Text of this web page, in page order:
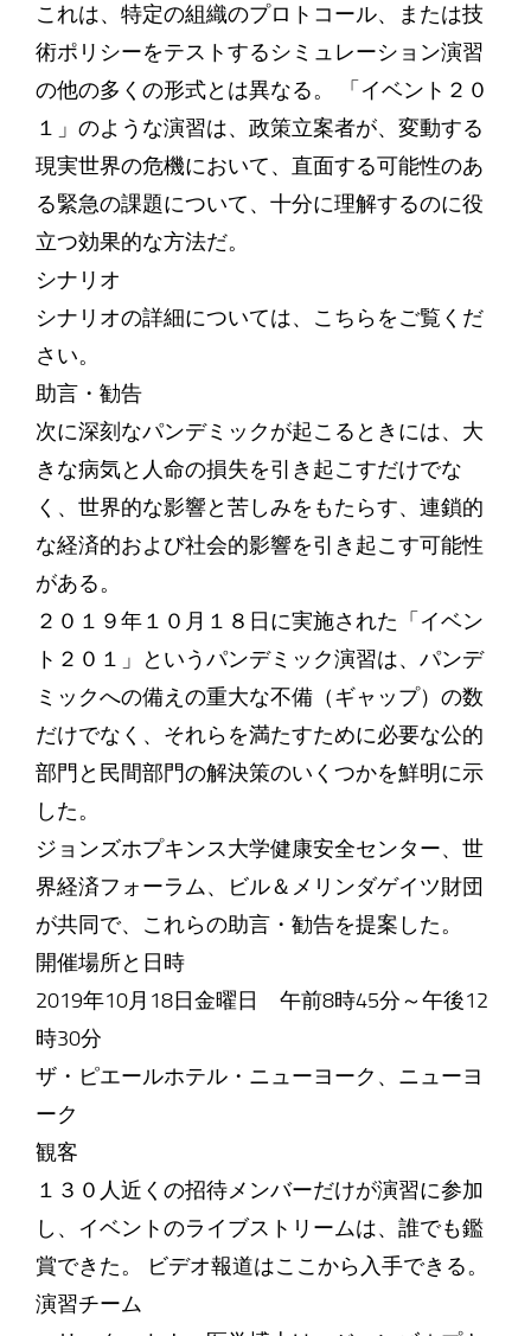
これは、特定の組織のプロトコール、または技
術ポリシーをテストするシミュレーション演習
の他の多くの形式とは異なる。 「イベント２０
１」のような演習は、政策立案者が、変動する
現実世界の危機において、直面する可能性のあ
る緊急の課題について、十分に理解するのに役
立つ効果的な方法だ。
シナリオ
シナリオの詳細については、こちらをご覧くだ
さい。
助言・勧告
次に深刻なパンデミックが起こるときには、大
きな病気と人命の損失を引き起こすだけでな
く、世界的な影響と苦しみをもたらす、連鎖的
な経済的および社会的影響を引き起こす可能性
がある。
２０１９年１０月１８日に実施された「イベン
ト２０１」というパンデミック演習は、パンデ
ミックへの備えの重大な不備（ギャップ）の数
だけでなく、それらを満たすために必要な公的
部門と民間部門の解決策のいくつかを鮮明に示
した。
ジョンズホプキンス大学健康安全センター、世
界経済フォーラム、ビル＆メリンダゲイツ財団
が共同で、これらの助言・勧告を提案した。
開催場所と日時
2019年10月18日金曜日 午前8時45分～午後12
時30分
ザ・ピエールホテル・ニューヨーク、ニューヨ
ーク
観客
１３０人近くの招待メンバーだけが演習に参加
し、イベントのライブストリームは、誰でも鑑
賞できた。 ビデオ報道はここから入手できる。
演習チーム